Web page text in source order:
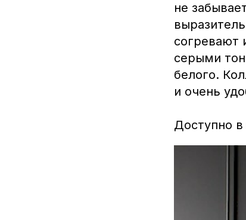
не
согревают
серыми
белого.
и очень
Доступно